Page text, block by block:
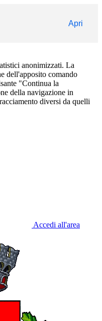
Apri
anonimizzati. La
dell'apposito comando
"Continua la
della navigazione in
diversi da quelli
Accedi all'area